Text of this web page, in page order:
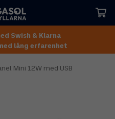
Swish & Klarna
lång erfarenhet
Mini 12W med USB